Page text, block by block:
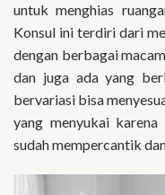
untuk menghias
Konsul ini terdiri dari
dengan berbagai
dan juga ada yang
bervariasi bisa
yang menyukai
sudah mempercantik